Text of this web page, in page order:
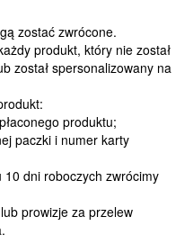
zostać zwrócone.
produkt, który nie został
został spersonalizowany na
produktu;
paczki i numer karty
dni roboczych zwrócimy
prowizje za przelew